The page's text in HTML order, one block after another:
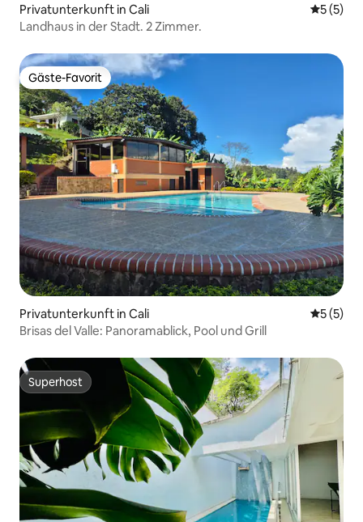
Privatunterkunft in Cali
5 (5)
Landhaus in der Stadt. 2 Zimmer.
Gäste-Favorit
Gäste-Favorit
Privatunterkunft in Cali
5 (5)
Brisas del Valle: Panoramablick, Pool und Grill
Superhost
Superhost